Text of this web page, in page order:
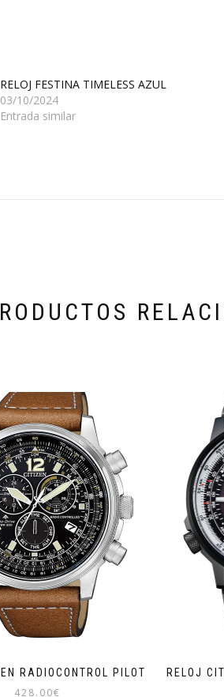
RELOJ FESTINA TIMELESS AZUL
03/10/2024
Entrada similar
RADIOCONTROL PILOT
428.00€
RELOJ